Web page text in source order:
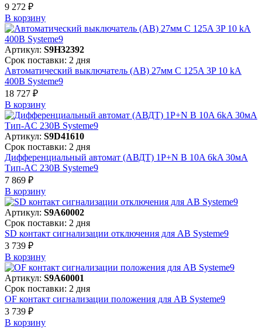
9 272 ₽
В корзинy
Артикул: S9H32392
Срок поставки: 2 дня
Автоматический выключатель (АВ) 27мм C 125A 3P 10 kA
400В Systeme9
18 727 ₽
В корзинy
Артикул: S9D41610
Срок поставки: 2 дня
Дифференциальный автомат (АВДТ) 1P+N B 10A 6kA 30мА
Тип-AC 230В Systeme9
7 869 ₽
В корзинy
Артикул: S9A60002
Срок поставки: 2 дня
SD контакт сигнализации отключения для АВ Systeme9
3 739 ₽
В корзинy
Артикул: S9A60001
Срок поставки: 2 дня
OF контакт сигнализации положения для АВ Systeme9
3 739 ₽
В корзинy